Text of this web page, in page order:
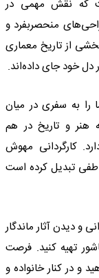
که نقش مهمی در
منحصربفرد و
از تاریخ معماری
خود جای داده‌اند.
را به سفری در میان
هنر و تاریخ در هم
کارگردانی مهوش
تبدیل کرده است
و دیدن آثار ماندگار
تهیه کنید. فرصت
و در کنار خانواده و